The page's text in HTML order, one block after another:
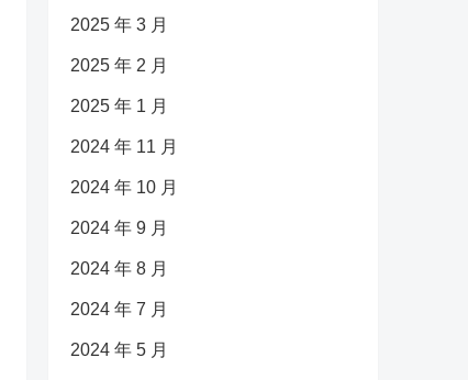
2025 年 3 月
2025 年 2 月
2025 年 1 月
2024 年 11 月
2024 年 10 月
2024 年 9 月
2024 年 8 月
2024 年 7 月
2024 年 5 月